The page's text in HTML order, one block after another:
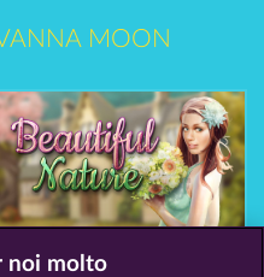
MOON
noi molto